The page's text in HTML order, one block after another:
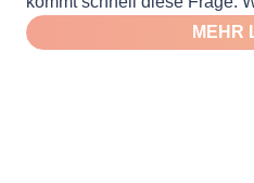
MEHR